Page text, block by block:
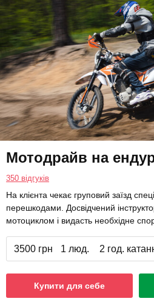
Мотодрайв на
350 відгуків
На клієнта чекає груповий заїзд
перешкодами. Досвідчений
мотоциклом і видасть необхідне
3500 грн 1 люд. 2 год.
Купити для себе